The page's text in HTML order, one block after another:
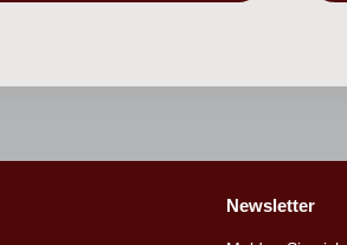
Die
Newsletter